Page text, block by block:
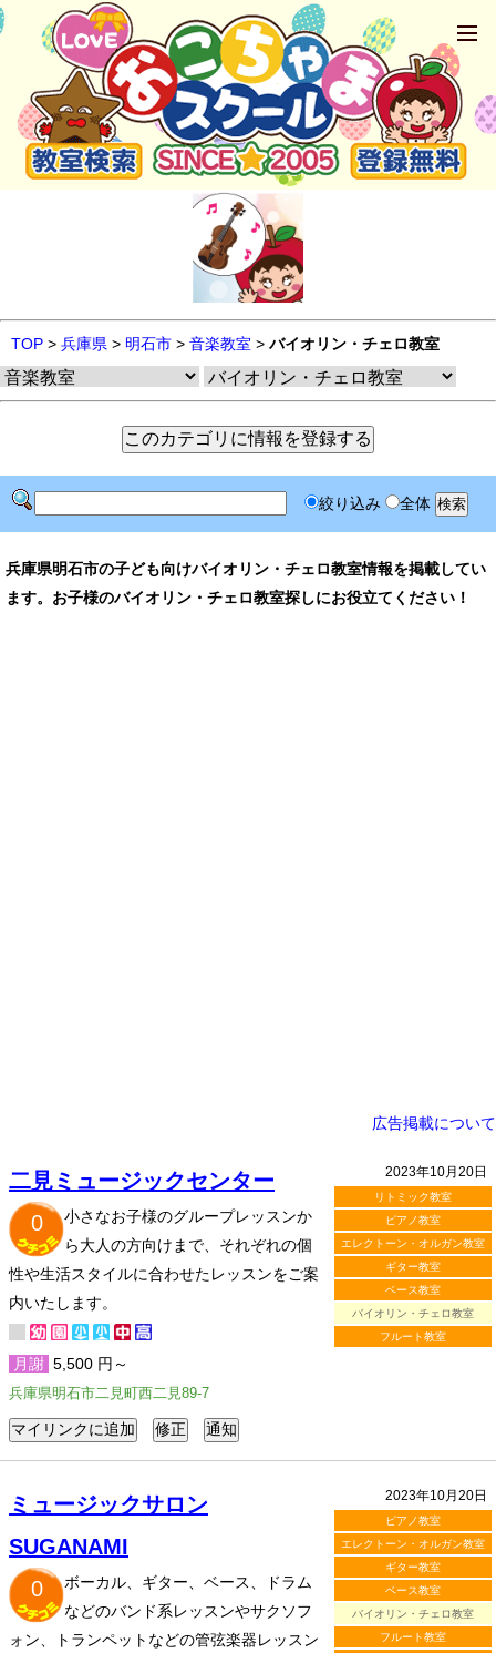
TOP > 兵庫県 > 明石市 > 音楽教室 > バイオリン・チェロ教室
絞り込み 全体
兵庫県明石市の子ども向けバイオリン・チェロ教室情報を掲載してい
ます。お子様のバイオリン・チェロ教室探しにお役立てください！
広告掲載について
2023年10月20日
リトミック教室
ピアノ教室
エレクトーン・オルガン教室
ギター教室
ベース教室
バイオリン・チェロ教室
フルート教室
二見ミュージックセンター
0
小さなお子様のグループレッスンか
ら大人の方向けまで、それぞれの個
性や生活スタイルに合わせたレッスンをご案
内いたします。
月謝 5,500 円～
兵庫県明石市二見町西二見89-7
2023年10月20日
ピアノ教室
エレクトーン・オルガン教室
ギター教室
ベース教室
バイオリン・チェロ教室
フルート教室
ミュージックサロン
SUGANAMI
0
ボーカル、ギター、ベース、ドラム
などのバンド系レッスンやサクソフ
ォン、トランペットなどの管弦楽器レッスン